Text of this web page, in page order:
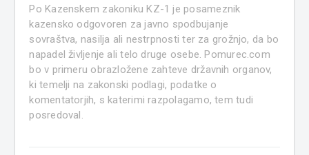
Po Kazenskem zakoniku KZ-1 je posameznik
kazensko odgovoren za javno spodbujanje
sovraštva, nasilja ali nestrpnosti ter za grožnjo, da bo
napadel življenje ali telo druge osebe. Pomurec.com
bo v primeru obrazložene zahteve državnih organov,
ki temelji na zakonski podlagi, podatke o
komentatorjih, s katerimi razpolagamo, tem tudi
posredoval.